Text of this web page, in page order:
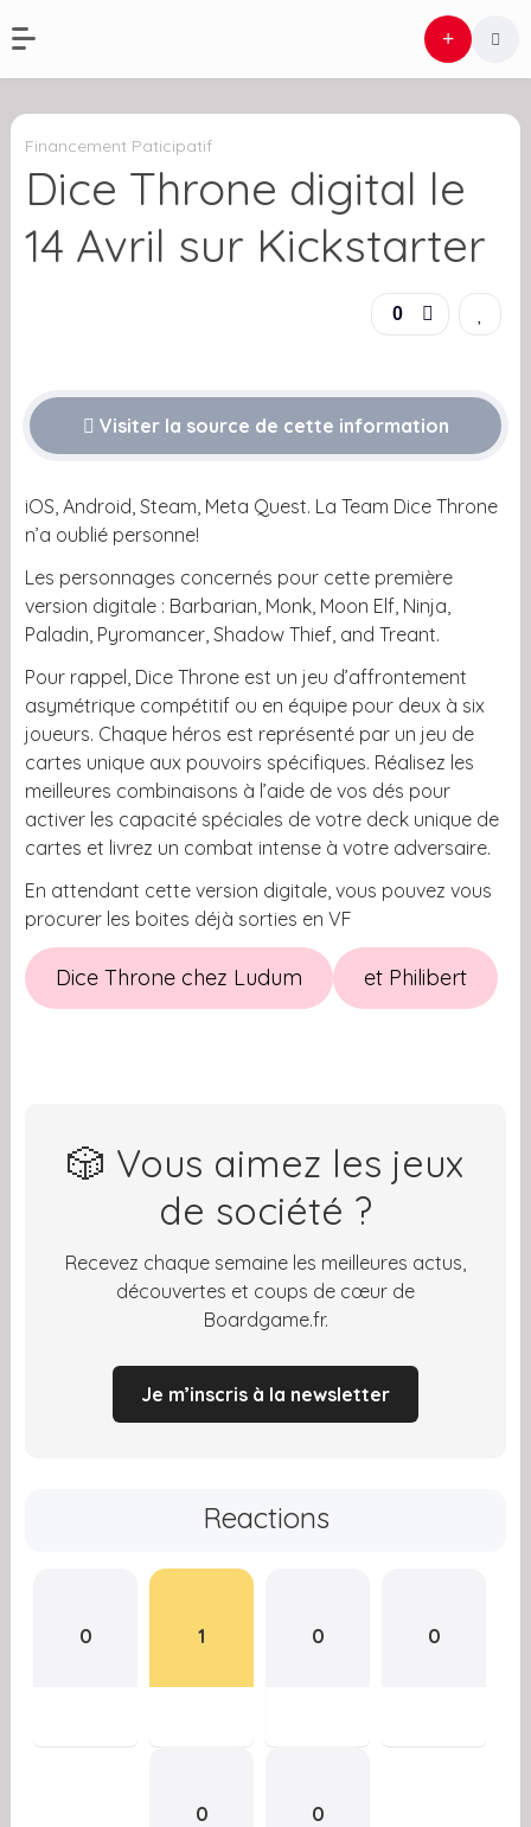
Financement Paticipatif
Dice Throne digital le
14 Avril sur Kickstarter
0
Visiter la source de cette information
iOS, Android, Steam, Meta Quest. La Team Dice Throne
n’a oublié personne!
Les personnages concernés pour cette première
version digitale : Barbarian, Monk, Moon Elf, Ninja,
Paladin, Pyromancer, Shadow Thief, and Treant.
Pour rappel, Dice Throne est un jeu d’affrontement
asymétrique compétitif ou en équipe pour deux à six
joueurs. Chaque héros est représenté par un jeu de
cartes unique aux pouvoirs spécifiques. Réalisez les
meilleures combinaisons à l’aide de vos dés pour
activer les capacité spéciales de votre deck unique de
cartes et livrez un combat intense à votre adversaire.
En attendant cette version digitale, vous pouvez vous
procurer les boites déjà sorties en VF
Dice Throne chez Ludum et Philibert
🎲 Vous aimez les jeux
de société ?
Recevez chaque semaine les meilleures actus,
découvertes et coups de cœur de
Boardgame.fr.
Je m’inscris à la newsletter
Reactions
0 1 0 0
0 0